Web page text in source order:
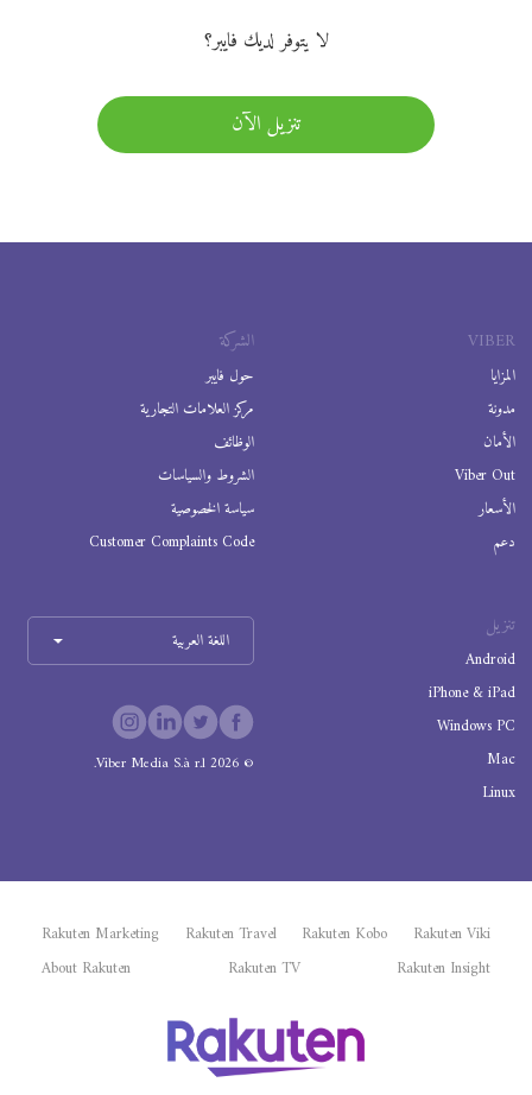
لا يتوفر لديك فايبر؟
تنزيل الآن
VIBER
المزايا
مدونة
الأمان
Viber Out
الأسعار
دعم
الشركة
حول فايبر
مركز العلامات التجارية
الوظائف
الشروط والسياسات
سياسة الخصوصية
Customer Complaints Code
تنزيل
Android
iPhone & iPad
Windows PC
Mac
Linux
اللغة العربية
©
2026
Viber Media S.à r.l.
Rakuten Viki
Rakuten Kobo
Rakuten Travel
Rakuten Marketing
Rakuten Insight
Rakuten TV
About Rakuten